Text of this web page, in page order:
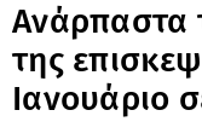
Ανάρπαστα
της
Ιανουάριο